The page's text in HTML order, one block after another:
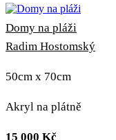
Domy na pláži
Radim Hostomský
50cm x 70cm
Akryl na plátně
15 000 Kč